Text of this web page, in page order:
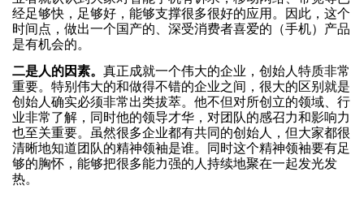
经足够快，足够好，能够支撑很多很好的应用。因此，这个
时间点，做出一个国产的、深受消费者喜爱的（手机）产品
是有机会的。
二是人的因素。 真正成就一个伟大的企业，创始人特质非常
重要。特别伟大的和做得不错的企业之间，很大的区别就是
创始人确实必须非常出类拔萃。他不但对所创立的领域、行
业非常了解，同时他的领导才华，对团队的感召力和影响力
也至关重要。虽然很多企业都有共同的创始人，但大家都很
清晰地知道团队的精神领袖是谁。同时这个精神领袖要有足
够的胸怀，能够把很多能力强的人持续地聚在一起发光发
热。